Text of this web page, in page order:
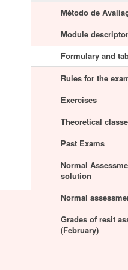
Método de
Module descriptor
Formulary and
Rules for the
Exercises
Theoretical
Past Exams
Normal
solution
Normal
Grades of resit
(February)